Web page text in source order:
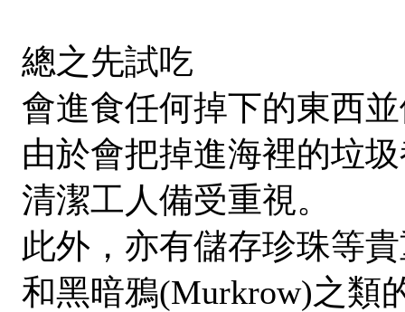
總之先試吃
會進食任何掉下的東西
由於會把掉進海裡的垃
清潔工人備受重視。
此外，亦有儲存珍珠等
和黑暗鴉(Murkrow)之類